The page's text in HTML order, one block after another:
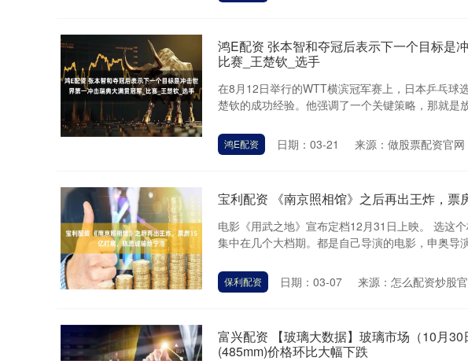
鸿E配资 张本智和夺冠后表示下一个目标是
比赛_王楚钦_选手
在8月12日举行的WTT横滨冠军赛上，日本乒乓球
楚钦的成功经验。他强调了一个关键策略，那就是
鸿E配资 日期：03-21 来源：做股票配资官网
宝利配资 《南京照相馆》之后再出王炸，票
电影《用武之地》宣布定档12月31日上映。 选这
集中在几个大档期。都是自己导演的电影，申奥导
保利配资 日期：03-07 来源：怎么配资炒股
富兴配资 【玻璃大数据】玻璃市场（10月
(485mm)价格环比大幅下跌